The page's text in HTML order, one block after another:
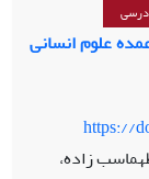
درسی
علوم انسانی
https://
زاده،